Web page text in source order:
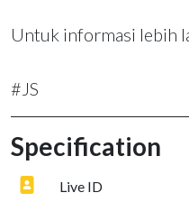
Untuk informasi lebih
#JS
Specification
Live ID